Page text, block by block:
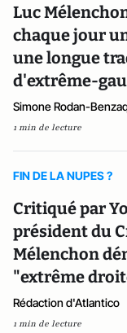
Luc
chaque jour
une longue
d'extrême-
Simone Rodan-
1 min de lecture
FIN DE LA NUPES ?
Critiqué par
président du
Mélenchon
"extrême
Rédaction d'Atlantico
1 min de lecture